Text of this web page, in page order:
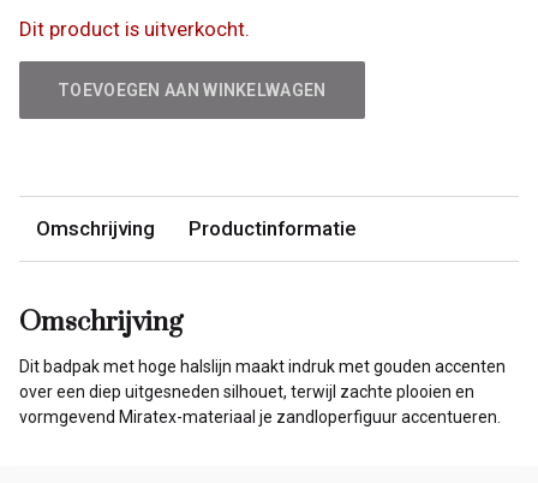
Dit product is uitverkocht.
TOEVOEGEN AAN WINKELWAGEN
Omschrijving Productinformatie
Omschrijving
Dit badpak met hoge halslijn maakt indruk met gouden accenten
over een diep uitgesneden silhouet, terwijl zachte plooien en
vormgevend Miratex-materiaal je zandloperfiguur accentueren.